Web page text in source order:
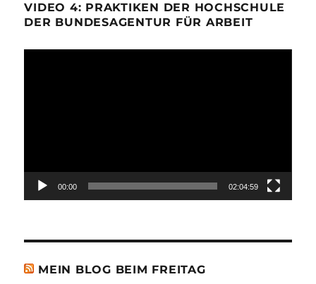
VIDEO 4: PRAKTIKEN DER HOCHSCHULE
DER BUNDESAGENTUR FÜR ARBEIT
00:00 02:04:59
MEIN BLOG BEIM FREITAG